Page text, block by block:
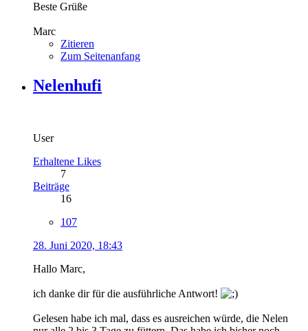
Beste Grüße
Marc
Zitieren
Zum Seitenanfang
Nelenhufi
User
Erhaltene Likes
7
Beiträge
16
107
28. Juni 2020, 18:43
Hallo Marc,
ich danke dir für die ausführliche Antwort!
Gelesen habe ich mal, dass es ausreichen würde, die Nelen